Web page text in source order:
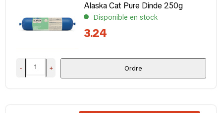
Alaska Cat Pure Dinde 250g
Disponible en stock
3.24
- + Ordre